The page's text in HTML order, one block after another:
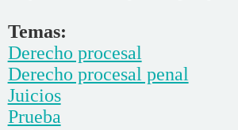
Temas:
Derecho procesal
Derecho procesal penal
Juicios
Prueba